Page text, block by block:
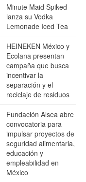
Minute Maid Spiked
lanza su Vodka
Lemonade Iced Tea
HEINEKEN México y
Ecolana presentan
campaña que busca
incentivar la
separación y el
reciclaje de residuos
Fundación Alsea abre
convocatoria para
impulsar proyectos de
seguridad alimentaria,
educación y
empleabilidad en
México